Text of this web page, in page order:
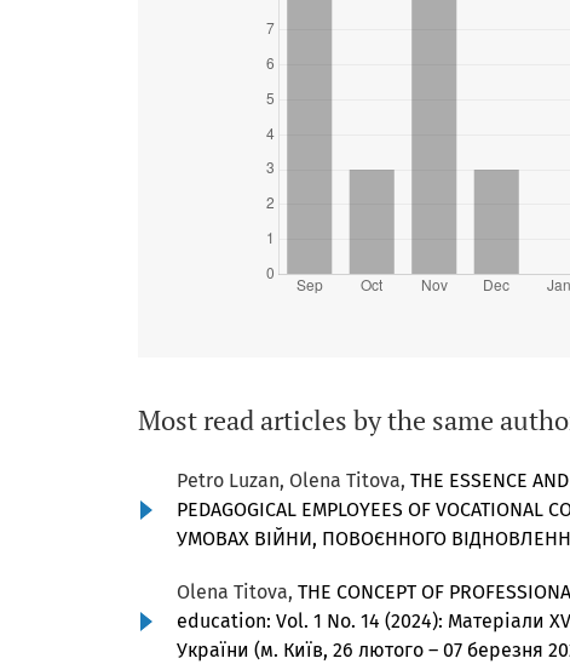
Most read articles by the same
Petro Luzan, Olena Titova, THE ESSENCE
PEDAGOGICAL EMPLOYEES OF VOCATIONAL
УМОВАХ ВІЙНИ, ПОВОЄННОГО ВІДНОВЛЕННЯ
Olena Titova, THE CONCEPT OF
education: Vol. 1 No. 14 (2024): Матеріали
України (м. Київ, 26 лютого – 07 березня